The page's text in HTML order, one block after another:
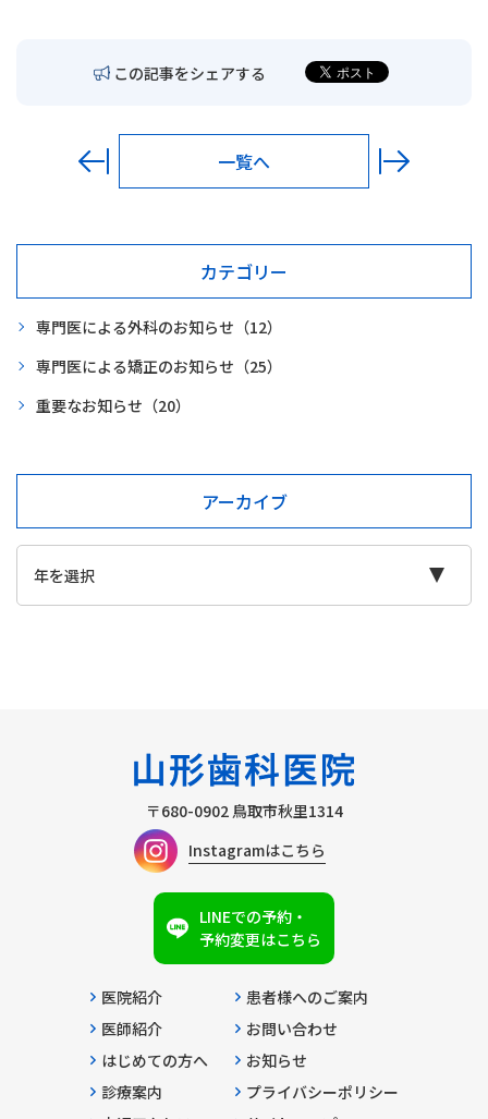
この記事をシェアする
一覧へ
カテゴリー
専門医による外科のお知らせ （12）
専門医による矯正のお知らせ （25）
重要なお知らせ （20）
アーカイブ
〒680-0902 鳥取市秋里1314
Instagramはこちら
LINEでの予約・
予約変更はこちら
医院紹介
医師紹介
はじめての方へ
診療案内
患者様へのご案内
お問い合わせ
お知らせ
プライバシーポリシー